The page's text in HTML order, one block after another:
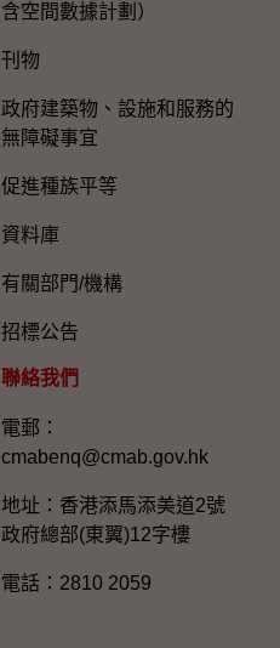
含空間數據計劃）
刊物
政府建築物、設施和服務的
無障礙事宜
促進種族平等
資料庫
有關部門/機構
招標公告
聯絡我們
電郵：
cmabenq@cmab.gov.hk​
地址：香港添馬添美道2號
政府總部(東翼)12字樓
電話：2810 2059